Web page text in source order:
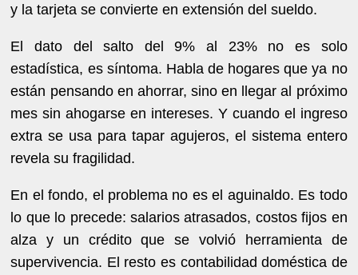
y la tarjeta se convierte en extensión del sueldo.
El dato del salto del 9% al 23% no es solo
estadística, es síntoma. Habla de hogares que ya no
están pensando en ahorrar, sino en llegar al próximo
mes sin ahogarse en intereses. Y cuando el ingreso
extra se usa para tapar agujeros, el sistema entero
revela su fragilidad.
En el fondo, el problema no es el aguinaldo. Es todo
lo que lo precede: salarios atrasados, costos fijos en
alza y un crédito que se volvió herramienta de
supervivencia. El resto es contabilidad doméstica de